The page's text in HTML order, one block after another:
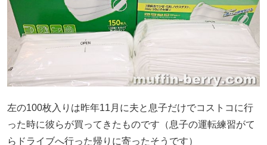
左の100枚入りは昨年11月に夫と息子だけでコストコに行
った時に彼らが買ってきたものです（息子の運転練習がて
らドライブへ行った帰りに寄ったそうです）